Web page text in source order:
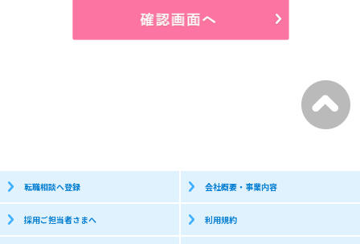
又、登録情報に変更が発生した場合、速やかに登録内容を修正するものとします。
(1)開示などのご請求のお申し出先
2.第2条 個人情報の取り扱い
利用者は、当社のサービス利用にあたって以下の行為を行わないものとします。
(7)有害なコンピュータプログラム等を送信又は他者に提供する行為
(8)他者に対して、無断で広告、宣伝、勧誘などを行う行為
株式会社ブリッジキャリアは、利用者皆様の個人情報取り扱いについて、以下の通り
お知らせします。
転職相談へ登録 会社概要・事業内容
採用ご担当者さまへ 利用規約